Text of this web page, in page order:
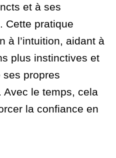
et à ses
Cette pratique
à l’intuition, aidant à
plus instinctives et
ses propres
Avec le temps, cela
la confiance en